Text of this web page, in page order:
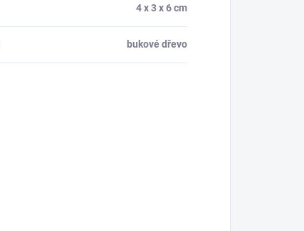
4 x 3 x 6 cm
bukové dřevo